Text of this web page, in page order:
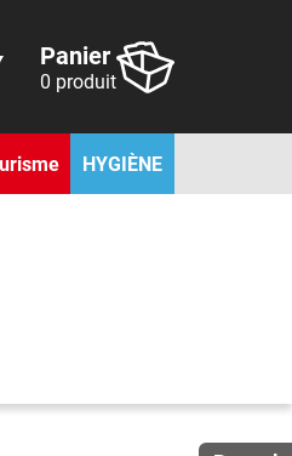
Panier
0 produit
HYGIÈNE